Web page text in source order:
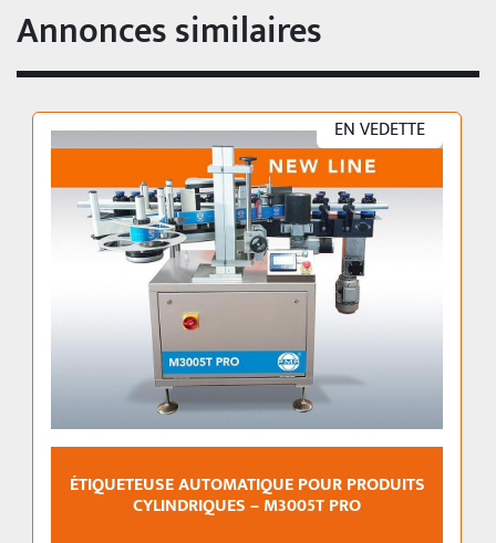
Comme tous nos équipements, la M3015TBL
entièrement conçue et fabriquée en Italie,
clients. Un investissement sûr pour ceux qui
recherchent des solutions flexibles et performantes
pour l’étiquetage industriel.
Productivité : Jusqu’à 2 500 pcs/h.
Annonces similaires
EN VEDETTE
ÉTIQUETEUSE AUTOMATIQUE POUR PRODUITS
CYLINDRIQUES – M3005T PRO